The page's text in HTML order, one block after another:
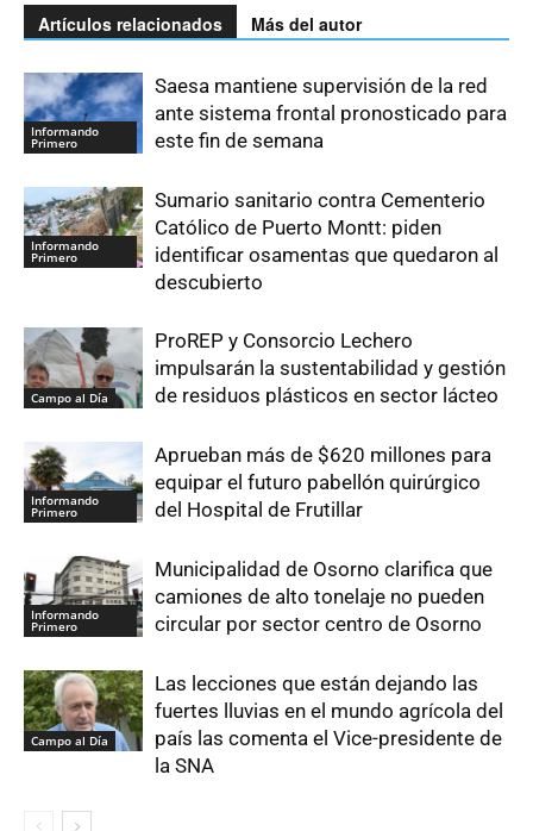
Artículos relacionados Más del autor
Informando
Primero
Saesa mantiene supervisión de la red
ante sistema frontal pronosticado para
este fin de semana
Informando
Primero
Sumario sanitario contra Cementerio
Católico de Puerto Montt: piden
identificar osamentas que quedaron al
descubierto
Campo al Día
ProREP y Consorcio Lechero
impulsarán la sustentabilidad y gestión
de residuos plásticos en sector lácteo
Informando
Primero
Aprueban más de $620 millones para
equipar el futuro pabellón quirúrgico
del Hospital de Frutillar
Informando
Primero
Municipalidad de Osorno clarifica que
camiones de alto tonelaje no pueden
circular por sector centro de Osorno
Campo al Día
Las lecciones que están dejando las
fuertes lluvias en el mundo agrícola del
país las comenta el Vice-presidente de
la SNA